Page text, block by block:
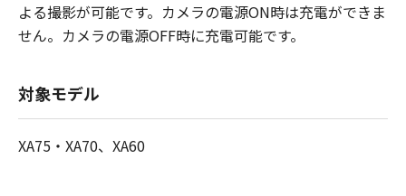
よる撮影が可能です。カメラの電源ON時は充電ができま
せん。カメラの電源OFF時に充電可能です。
対象モデル
XA75・XA70、XA60